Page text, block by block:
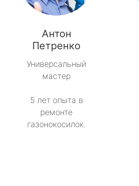
Антон
Петренко
Универсальный
мастер
5 лет опыта в
ремонте
газонокосилок.